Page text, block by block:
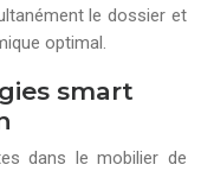
le dossier et
optimal.
smart
dans le mobilier de